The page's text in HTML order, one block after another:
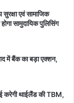
रहा है।
सुरक्षा एवं सामाजिक
सामुदायिक पुलिसिंग
में बैंक का बड़ा एक्शन,
थाईलैंड की TBM,